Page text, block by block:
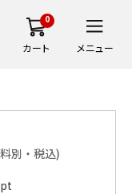
0
カート メニュー
別・税込)